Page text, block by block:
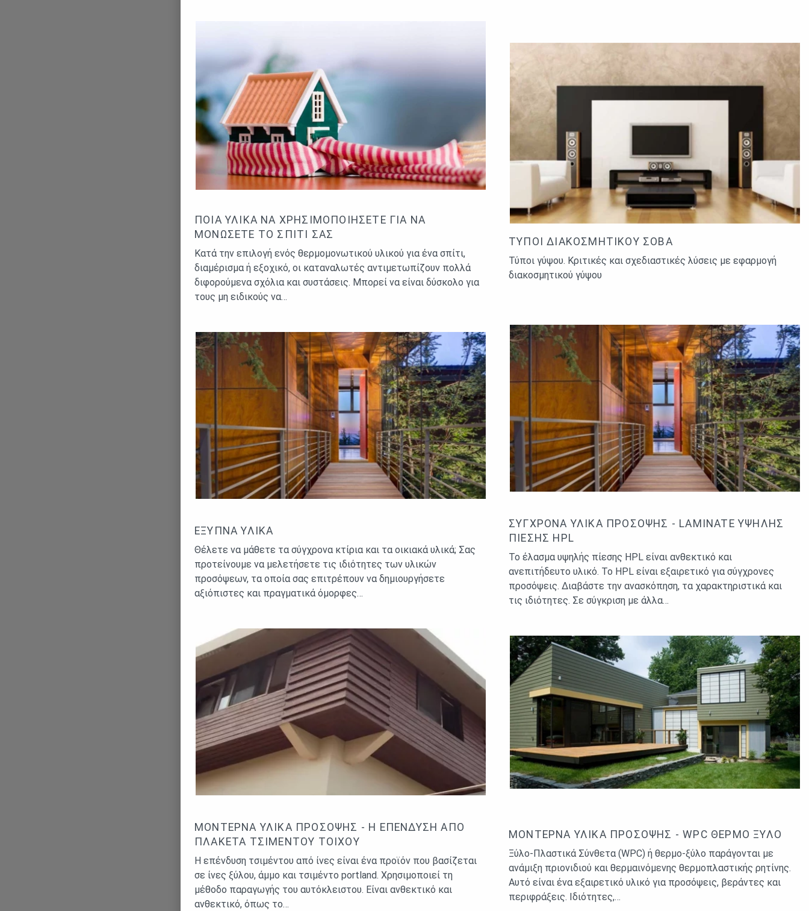
ΠΟΙΑ ΥΛΙΚΆ ΝΑ ΧΡΗΣΙΜΟΠΟΙΉΣΕΤΕ ΓΙΑ ΝΑ
ΜΟΝΏΣΕΤΕ ΤΟ ΣΠΊΤΙ ΣΑΣ
Κατά την επιλογή ενός θερμομονωτικού υλικού για ένα σπίτι,
διαμέρισμα ή εξοχικό, οι καταναλωτές αντιμετωπίζουν πολλά
διφορούμενα σχόλια και συστάσεις. Μπορεί να είναι δύσκολο για
τους μη ειδικούς να…
ΤΎΠΟΙ ΔΙΑΚΟΣΜΗΤΙΚΟΎ ΣΟΒΆ
Τύποι γύψου. Κριτικές και σχεδιαστικές λύσεις με εφαρμογή
διακοσμητικού γύψου
ΈΞΥΠΝΑ ΥΛΙΚΆ
Θέλετε να μάθετε τα σύγχρονα κτίρια και τα οικιακά υλικά; Σας
προτείνουμε να μελετήσετε τις ιδιότητες των υλικών
προσόψεων, τα οποία σας επιτρέπουν να δημιουργήσετε
αξιόπιστες και πραγματικά όμορφες…
ΣΎΓΧΡΟΝΑ ΥΛΙΚΆ ΠΡΌΣΟΨΗΣ - LAMINATE ΥΨΗΛΉΣ
ΠΊΕΣΗΣ HPL
Το έλασμα υψηλής πίεσης HPL είναι ανθεκτικό και
ανεπιτήδευτο υλικό. Το HPL είναι εξαιρετικό για σύγχρονες
προσόψεις. Διαβάστε την ανασκόπηση, τα χαρακτηριστικά και
τις ιδιότητες. Σε σύγκριση με άλλα…
ΜΟΝΤΈΡΝΑ ΥΛΙΚΆ ΠΡΌΣΟΨΗΣ - Η ΕΠΈΝΔΥΣΗ ΑΠΌ
ΠΛΑΚΈΤΑ ΤΣΙΜΈΝΤΟΥ ΤΟΊΧΟΥ
Η επένδυση τσιμέντου από ίνες είναι ένα προϊόν που βασίζεται
σε ίνες ξύλου, άμμο και τσιμέντο portland. Χρησιμοποιεί τη
μέθοδο παραγωγής του αυτόκλειστου. Είναι ανθεκτικό και
ανθεκτικό, όπως το…
ΜΟΝΤΈΡΝΑ ΥΛΙΚΆ ΠΡΌΣΟΨΗΣ - WPC ΘΕΡΜΟ ΞΎΛΟ
Ξύλο-Πλαστικά Σύνθετα (WPC) ή θερμο-ξύλο παράγονται με
ανάμιξη πριονιδιού και θερμαινόμενης θερμοπλαστικής ρητίνης.
Αυτό είναι ένα εξαιρετικό υλικό για προσόψεις, βεράντες και
περιφράξεις. Ιδιότητες,…